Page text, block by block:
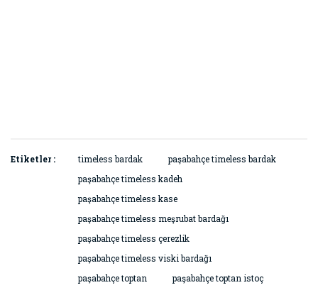
Etiketler : timeless bardak
paşabahçe timeless bardak
paşabahçe timeless kadeh
paşabahçe timeless kase
paşabahçe timeless meşrubat bardağı
paşabahçe timeless çerezlik
paşabahçe timeless viski bardağı
paşabahçe toptan
paşabahçe toptan istoç